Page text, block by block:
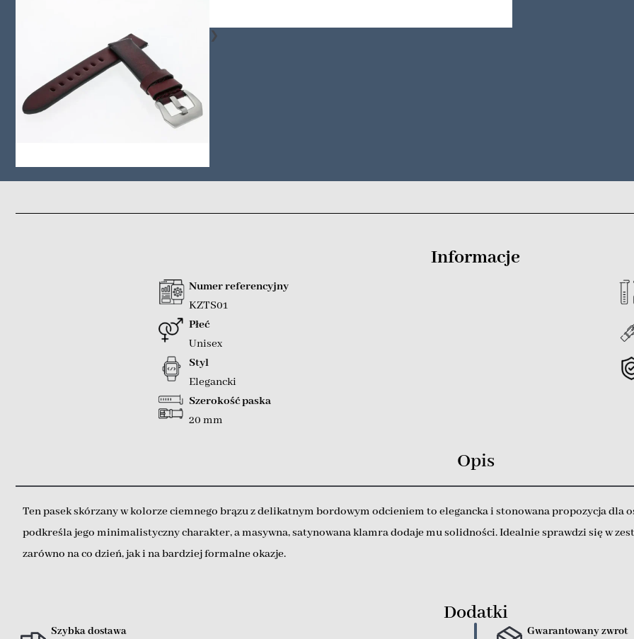
❯
Informacje
Numer referencyjny
KZTS01
Płeć
Unisex
Styl
Elegancki
Szerokość paska
20 mm
Opis
Ten pasek skórzany w kolorze ciemnego brązu z delikatnym bordowym odcieniem to elegancka i stonowana propozycja dla
podkreśla jego minimalistyczny charakter, a masywna, satynowana klamra dodaje mu solidności. Idealnie sprawdzi się w
zarówno na co dzień, jak i na bardziej formalne okazje.
Dodatki
Szybka dostawa
Gwarantowany zwrot